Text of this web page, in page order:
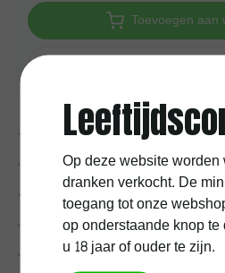
Toevoegen aan
Voor17:00uur besteld,
1 jaarkurkgarantie
100%Belgische
Gratis verzending vanaf60
Meer informatie?Neem
Op deze website
dranken verkocht. De
toegang tot onze
op onderstaande knop
u 18 jaar of ouder te zijn.